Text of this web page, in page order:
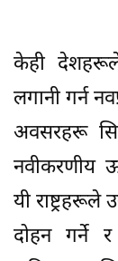
केही देशहरूले
लगानी गर्न
अवसरहरू
नवीकरणीय
यी राष्ट्रहरूले
दोहन गर्ने